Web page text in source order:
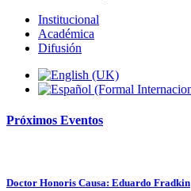
Institucional
Académica
Difusión
Próximos Eventos
Doctor Honoris Causa: Eduardo Fradkin